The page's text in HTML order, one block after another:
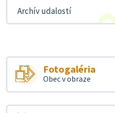
Archív udalostí
Fotogaléria
Obec v obraze